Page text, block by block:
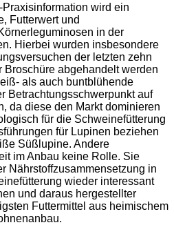
wird ein
Futterwert und
in der
Hierbei wurden insbesondere
der letzten zehn
Broschüre abgehandelt werden
als auch buntblühende
Betrachtungsschwerpunkt auf
da diese den Markt dominieren
für die Schweinefütterung
für Lupinen beziehen
Süßlupine. Andere
im Anbau keine Rolle. Sie
Nährstoffzusammensetzung in
wieder interessant
und daraus hergestellter
Futtermittel aus heimischem